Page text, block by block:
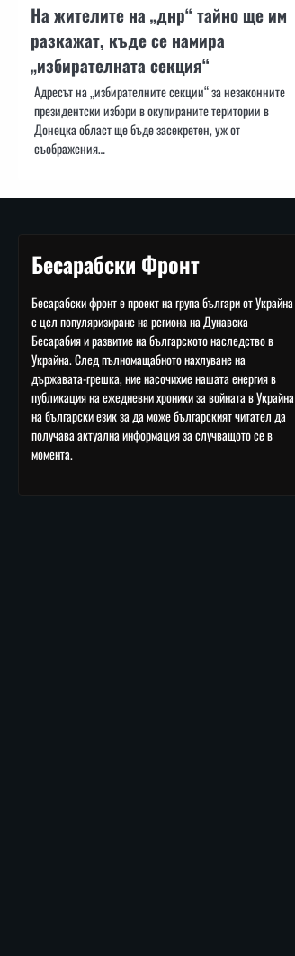
На жителите на „днр“ тайно ще им
разкажат, къде се намира
„избирателната секция“
Адресът на „избирателните секции“ за незаконните
президентски избори в окупираните територии в
Донецка област ще бъде засекретен, уж от
съображения…
Бесарабски Фронт
Бесарабски фронт е проект на група българи от Украйна
с цел популяризиране на региона на Дунавска
Бесарабия и развитие на българското наследство в
Украйна. След пълномащабното нахлуване на
държавата-грешка, ние насочихме нашата енергия в
публикация на ежедневни хроники за войната в Украйна
на български език за да може българският читател да
получава актуална информация за случващото се в
момента.